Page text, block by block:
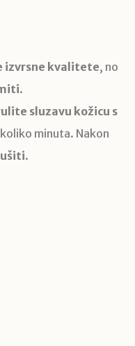
izvrsne kvalitete, no
.
sluzavu kožicu s
minuta. Nakon
.